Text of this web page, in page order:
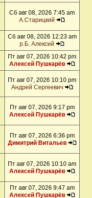
Сб авг 08, 2026 7:45 am
А.Старицкий
Сб авг 08, 2026 12:23 am
р.Б. Алексий
Пт авг 07, 2026 10:42 pm
Алексей Пушкарёв
Пт авг 07, 2026 10:10 pm
Андрей Сергеевич
Пт авг 07, 2026 9:17 pm
Алексей Пушкарёв
Пт авг 07, 2026 6:36 pm
Димитрий Витальев
Пт авг 07, 2026 10:10 am
Алексей Пушкарёв
Пт авг 07, 2026 9:47 am
Алексей Пушкарёв